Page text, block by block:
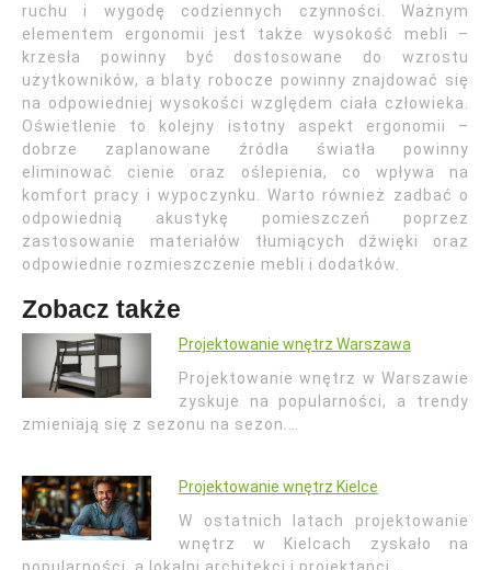
ruchu i wygodę codziennych czynności. Ważnym
elementem ergonomii jest także wysokość mebli –
krzesła powinny być dostosowane do wzrostu
użytkowników, a blaty robocze powinny znajdować się
na odpowiedniej wysokości względem ciała człowieka.
Oświetlenie to kolejny istotny aspekt ergonomii –
dobrze zaplanowane źródła światła powinny
eliminować cienie oraz oślepienia, co wpływa na
komfort pracy i wypoczynku. Warto również zadbać o
odpowiednią akustykę pomieszczeń poprzez
zastosowanie materiałów tłumiących dźwięki oraz
odpowiednie rozmieszczenie mebli i dodatków.
Zobacz także
Projektowanie wnętrz Warszawa
Projektowanie wnętrz w Warszawie
zyskuje na popularności, a trendy
zmieniają się z sezonu na sezon.…
Projektowanie wnętrz Kielce
W ostatnich latach projektowanie
wnętrz w Kielcach zyskało na